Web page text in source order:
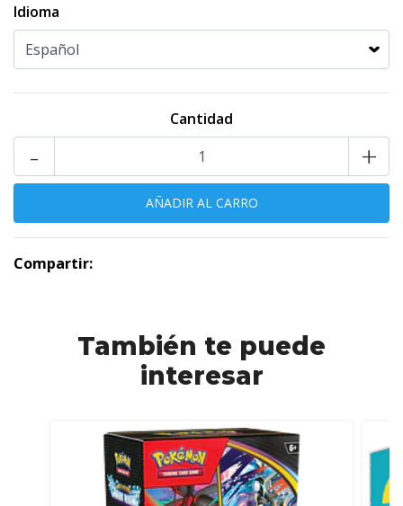
Idioma
Cantidad
+
-
Compartir:
También te puede
interesar